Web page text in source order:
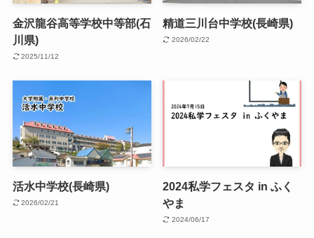
金沢龍谷高等学校中等部(石
川県)
2025/11/12
精道三川台中学校(長崎県)
2026/02/22
活水中学校(長崎県)
2026/02/21
2024私学フェスタ in ふく
やま
2024/06/17